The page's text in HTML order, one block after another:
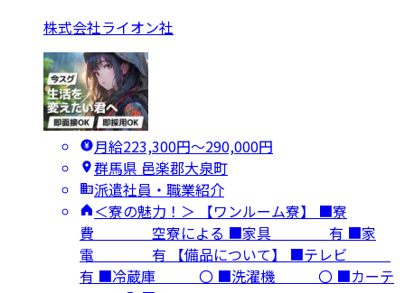
株式会社ライオン社
月給223,300円〜290,000円
群馬県 邑楽郡大泉町
派遣社員・職業紹介
＜寮の魅力！＞ 【ワンルーム寮】 ■寮
費 空寮による ■家具 有 ■家
電 有 【備品について】 ■テレビ
有 ■冷蔵庫 〇 ■洗濯機 〇 ■カーテ